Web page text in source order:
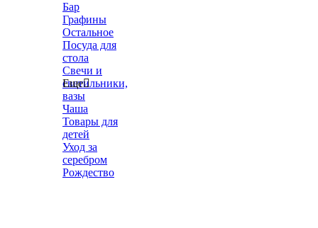
Бар
Графины
Остальное
Посуда для
стола
Свечи и
светильники,
вазы
Чаша
Товары для
детей
Уход за
серебром
Рождество
Еще